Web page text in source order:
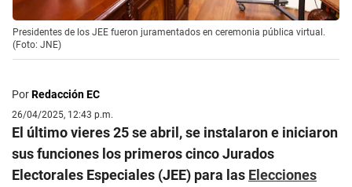
Presidentes de los JEE fueron juramentados en ceremonia pública virtual.
(Foto: JNE)
PorRedacción EC
26/04/2025, 12:43 p.m.
El último vieres 25 se abril, se instalaron e iniciaron
sus funciones los primeros cinco Jurados
Electorales Especiales (JEE) para las Elecciones